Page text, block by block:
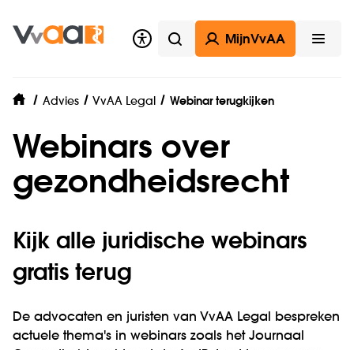
Zoeken
MijnVvAA
home
Advies VvAA Legal Webinar terugkijken
Webinars over
gezondheidsrecht
Kijk alle juridische webinars
gratis terug
De advocaten en juristen van VvAA Legal bespreken
actuele thema's in webinars zoals het Journaal